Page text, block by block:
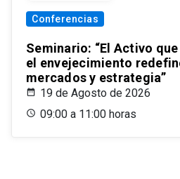
Conferencias
Seminario: “El Activo
el envejecimiento
mercados y estrategia”
19 de Agosto de 2026
09:00 a 11:00 horas